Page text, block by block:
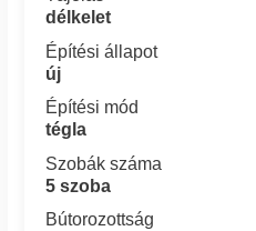
délkelet
Építési állapot
új
Építési mód
tégla
Szobák száma
5 szoba
Bútorozottság